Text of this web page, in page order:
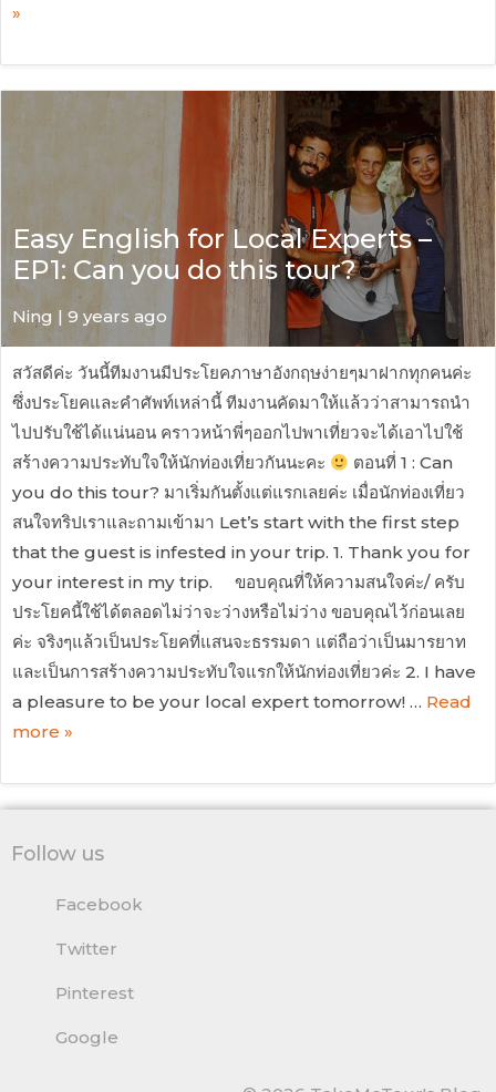
»
Easy English for Local Experts –
EP1: Can you do this tour?
Ning | 9 years ago
สวัสดีค่ะ วันนี้ทีมงานมีประโยคภาษาอังกฤษง่ายๆมาฝากทุกคนค่ะ
ซึ่งประโยคและคำศัพท์เหล่านี้ ทีมงานคัดมาให้แล้วว่าสามารถนำ
ไปปรับใช้ได้แน่นอน คราวหน้าพี่ๆออกไปพาเที่ยวจะได้เอาไปใช้
สร้างความประทับใจให้นักท่องเที่ยวกันนะคะ
ตอนที่ 1 : Can
you do this tour? มาเริ่มกันตั้งแต่แรกเลยค่ะ เมื่อนักท่องเที่ยว
สนใจทริปเราและถามเข้ามา Let’s start with the first step
that the guest is infested in your trip. 1. Thank you for
your interest in my trip. ขอบคุณที่ให้ความสนใจค่ะ/ ครับ
ประโยคนี้ใช้ได้ตลอดไม่ว่าจะว่างหรือไม่ว่าง ขอบคุณไว้ก่อนเลย
ค่ะ จริงๆแล้วเป็นประโยคที่แสนจะธรรมดา แต่ถือว่าเป็นมารยาท
และเป็นการสร้างความประทับใจแรกให้นักท่องเที่ยวค่ะ 2. I have
a pleasure to be your local expert tomorrow! … Read
more »
Follow us
Facebook
Twitter
Pinterest
Google